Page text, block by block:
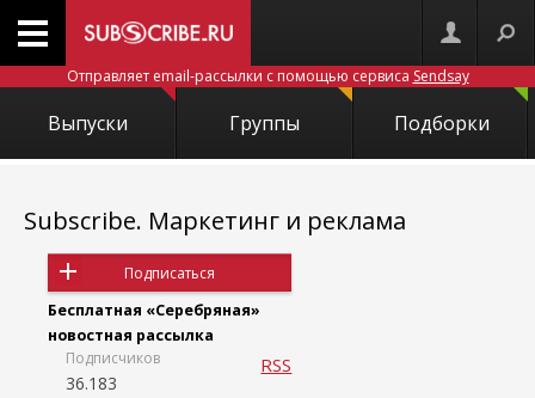
Отправляет email-рассылки с помощью сервиса Sendsay
Выпуски Группы Подборки
Subscribe. Маркетинг и реклама
Подписаться
Бесплатная «Серебряная»
новостная рассылка
Подписчиков
36.183
RSS